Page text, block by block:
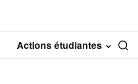
Actions étudiantes